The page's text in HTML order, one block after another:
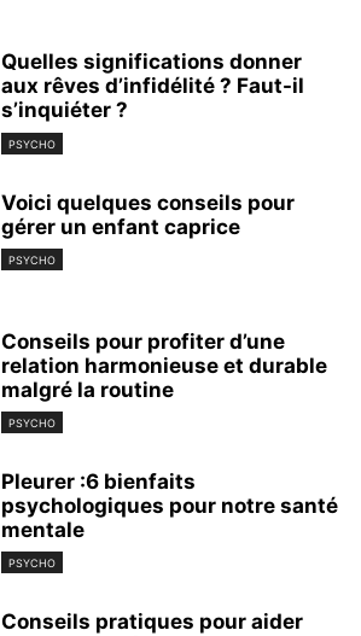
Quelles significations donner
aux rêves d’infidélité ? Faut-il
s’inquiéter ?
PSYCHO
Voici quelques conseils pour
gérer un enfant caprice
PSYCHO
Conseils pour profiter d’une
relation harmonieuse et durable
malgré la routine
PSYCHO
Pleurer :6 bienfaits
psychologiques pour notre santé
mentale
PSYCHO
Conseils pratiques pour aider